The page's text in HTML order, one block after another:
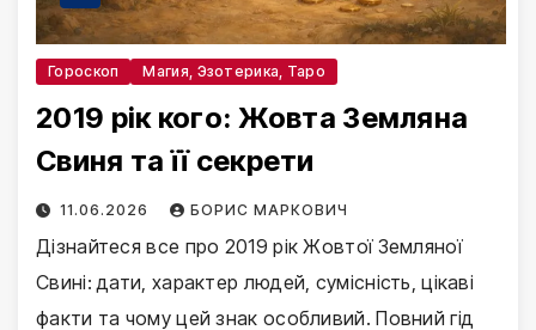
Гороскоп Магия, Эзотерика, Таро
2019 рік кого: Жовта Земляна
Свиня та її секрети
11.06.2026 БОРИС МАРКОВИЧ
Дізнайтеся все про 2019 рік Жовтої Земляної
Свині: дати, характер людей, сумісність, цікаві
факти та чому цей знак особливий. Повний гід